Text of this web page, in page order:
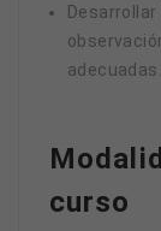
adecuadas.
curso